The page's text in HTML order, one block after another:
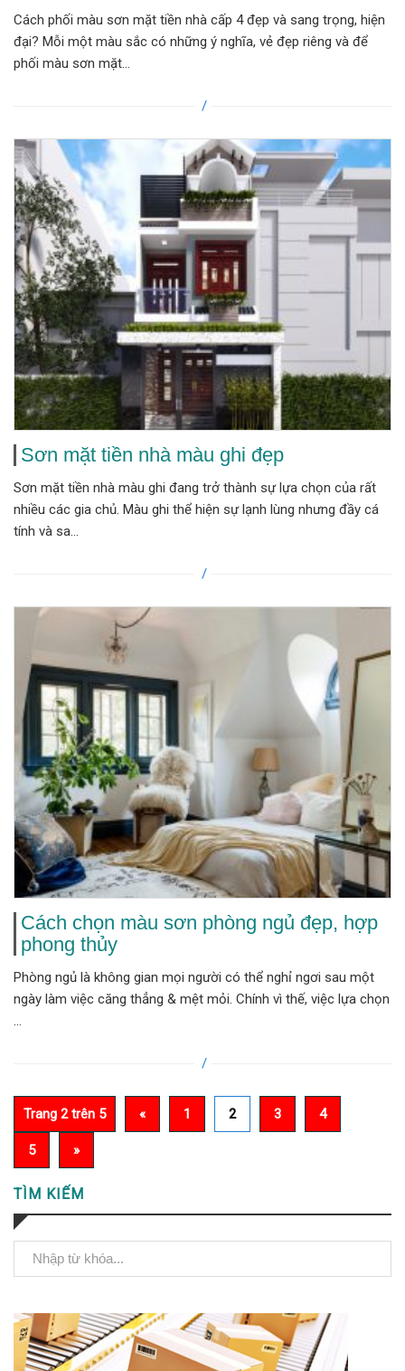
Cách phối màu sơn mặt tiền nhà cấp 4 đẹp và sang trọng, hiện
đại? Mỗi một màu sắc có những ý nghĩa, vẻ đẹp riêng và để
phối màu sơn mặt...
Sơn mặt tiền nhà màu ghi đẹp
Sơn mặt tiền nhà màu ghi đang trở thành sự lựa chọn của rất
nhiều các gia chủ. Màu ghi thể hiện sự lạnh lùng nhưng đầy cá
tính và sa...
Cách chọn màu sơn phòng ngủ đẹp, hợp
phong thủy
Phòng ngủ là không gian mọi người có thể nghỉ ngơi sau một
ngày làm việc căng thẳng & mệt mỏi. Chính vì thế, việc lựa chọn
...
Trang 2 trên 5 « 1 2 3 4
5 »
TÌM KIẾM